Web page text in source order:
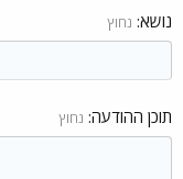
נושא נחוץ
תוכן ההודעה נחוץ